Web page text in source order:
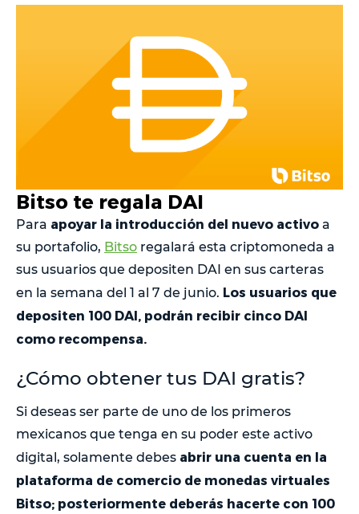
Bitso te regala DAI
Para apoyar la introducción del nuevo activo a
su portafolio, Bitso regalará esta criptomoneda a
sus usuarios que depositen DAI en sus carteras
en la semana del 1 al 7 de junio. Los usuarios que
depositen 100 DAI, podrán recibir cinco DAI
como recompensa.
¿Cómo obtener tus DAI gratis?
Si deseas ser parte de uno de los primeros
mexicanos que tenga en su poder este activo
digital, solamente debes abrir una cuenta en la
plataforma de comercio de monedas virtuales
Bitso; posteriormente deberás hacerte con 100